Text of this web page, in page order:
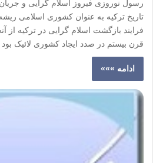
رسول نوروزی فیروز اسلام گرایی و جریان
تاریخ ترکیه به عنوان کشوری اسلامی
فرایند بازگشت اسلام گرایی در ترکیه از
قرن بیستم در صدد ایجاد کشوری لائیک
ادامه »»»